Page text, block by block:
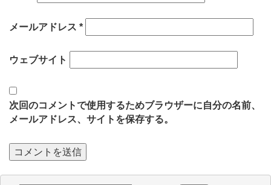
メールアドレス *
ウェブサイト
次回のコメントで使用するためブラウザーに自分の名前、
メールアドレス、サイトを保存する。